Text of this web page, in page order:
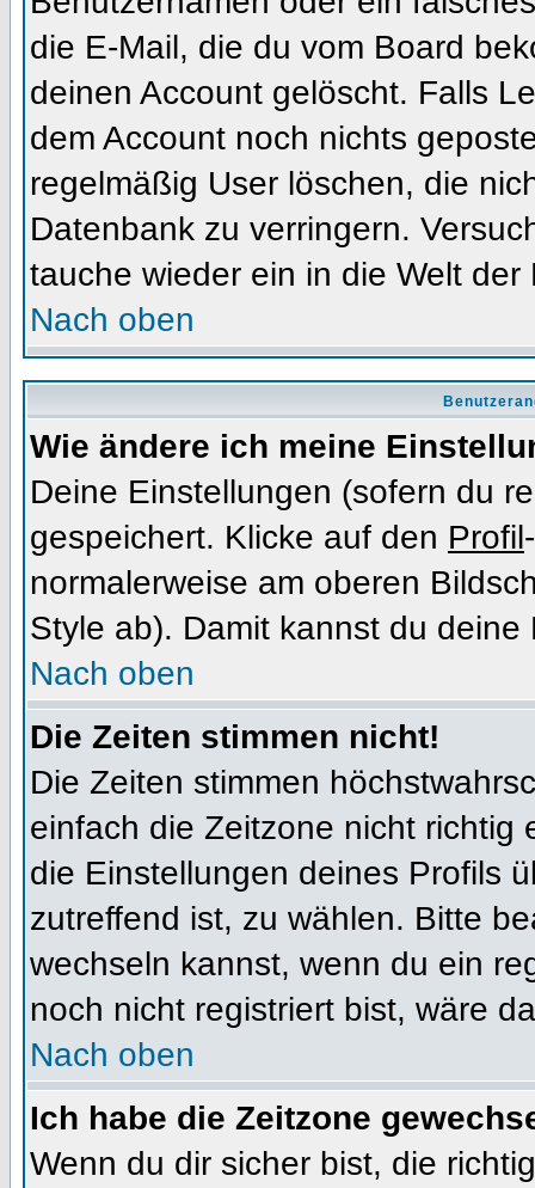
die E-Mail, die du vom Board
deinen Account gelöscht. Falls
dem Account noch nichts
regelmäßig User löschen, die
Datenbank zu verringern.
tauche wieder ein in die Welt der
Nach oben
Wie ändere ich meine
Deine Einstellungen (sofern du
gespeichert. Klicke auf den Profil
normalerweise am oberen
Style ab). Damit kannst du
Nach oben
Die Zeiten stimmen nicht!
Die Zeiten stimmen
einfach die Zeitzone nicht richtig
die Einstellungen deines Profils
zutreffend ist, zu wählen. Bitte
wechseln kannst, wenn du ein
noch nicht registriert bist, wäre
Nach oben
Ich habe die Zeitzone
Wenn du dir sicher bist, die